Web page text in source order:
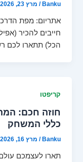
Banku
/ מרץ 23, 2026
אתריום: מפת
חייבים להכיר
הכל) תתארו לכם
קריפטו
חוזה חכם:
כללי המשחק
Banku
/ מרץ 16, 2026
תארו לעצמכם